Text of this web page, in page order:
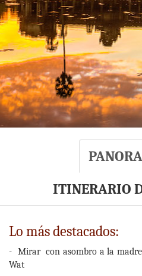
ITINERARIO
Lo más destacados:
- Mirar con asombro a la madre
Wat